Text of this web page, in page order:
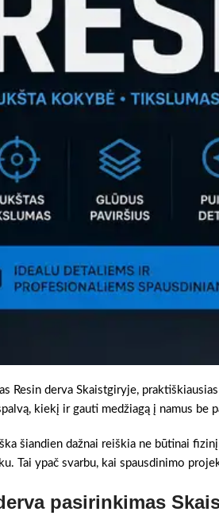
Resin derva Skaistgiryje,
kiekį ir gauti medžiagą į namus
šiandien dažnai reiškia ne būtinai
Tai ypač svarbu, kai spausdinimo
pasirinkimas